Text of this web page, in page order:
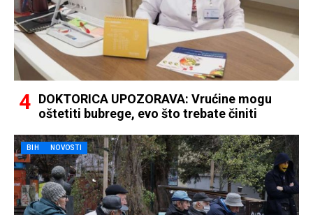
DOKTORICA UPOZORAVA: Vrućine mogu
oštetiti bubrege, evo što trebate činiti
BIH NOVOSTI